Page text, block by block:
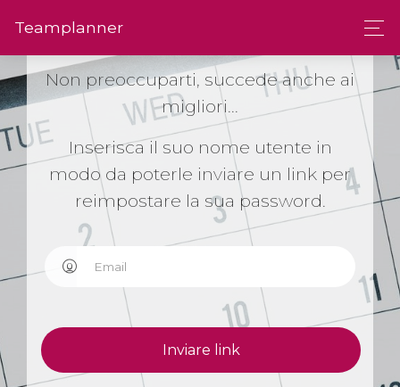
Team­planner
Non preoccuparti, succede anche ai
migliori...
Inserisca il suo nome utente in
modo da poterle inviare un link per
reimpostare la sua password.
Inviare link